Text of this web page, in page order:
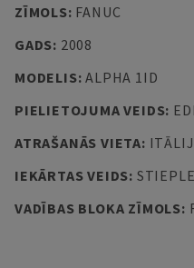
ZĪMOLS: FANUC
GADS: 2008
MODELIS:ALPHA 1ID
PIELIETOJUMA VEIDS:
ATRAŠANĀS VIETA:
IEKĀRTAS VEIDS:
VADĪBAS BLOKA ZĪMOLS: